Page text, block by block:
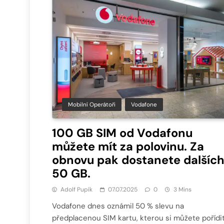
Mobilní Operátoři Vodafone
100 GB SIM od Vodafonu
můžete mít za polovinu. Za
obnovu pak dostanete dalších
50 GB.
Adolf Pupík 07.07.2025 0 3 Mins
Vodafone dnes oznámil 50 % slevu na
předplacenou SIM kartu, kterou si můžete